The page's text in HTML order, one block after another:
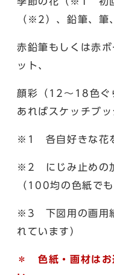
（※2）、鉛筆、筆
赤鉛筆もしくは赤
ット、
顔彩（12～18色ぐ
あればスケッチブ
※1 各自好きな花
※2 にじみ止めの
（100均の色紙でも
※3 下図用の画用
れています）
＊ 色紙・画材はお